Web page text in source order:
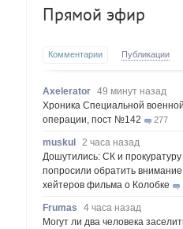
Прямой эфир
Комментарии Публикации
Axelerator 49 минут назад
Хроника Специальной военной
операции, пост №142
277
muskul
2 часа назад
Дошутились: СК и прокуратуру
попросили обратить
хейтеров фильма о Колобке
Frumas
4 часа назад
Могут ли два человека